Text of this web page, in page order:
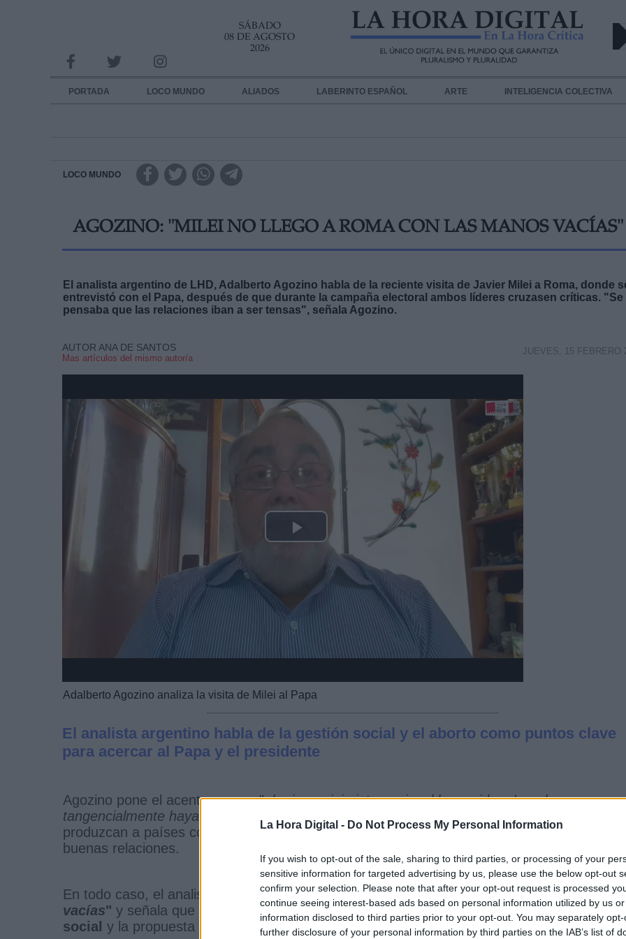
La Hora Digital - Do Not Process My Personal Information
If you wish to opt-out of the sale, sharing to third parties, or processing of your
sensitive information for targeted advertising by us, please use the below opt-out
confirm your selection. Please note that after your opt-out request is processed
continue seeing interest-based ads based on personal information utilized by us
information disclosed to third parties prior to your opt-out. You may separately
further disclosure of your personal information by third parties on the IAB’s list of
SÁBADO
08 DE AGOSTO
2026
PORTADA LOCO MUNDO ALIADOS LABERINTO ESPAÑOL ARTE INTELIGENCIA COLECTIVA
LOCO MUNDO
AGOZINO: "MILEI NO LLEGO A ROMA CON LAS MANOS VACÍAS"
El analista argentino de LHD, Adalberto Agozino habla de la reciente visita de Javier Milei a Roma, donde
entrevistó con el Papa, después de que durante la campaña electoral ambos líderes cruzasen críticas. "Se
pensaba que las relaciones iban a ser tensas", señala Agozino.
AUTOR ANA DE SANTOS
Mas artículos del mismo autor/a
JUEVES, 15 FEBRERO
Play
Video
Adalberto Agozino analiza la visita de Milei al Papa
El analista argentino habla de la gestión social y el aborto como puntos clave
para acercar al Papa y el presidente
Agozino pone el acento en que "el primer viaje internacional haya sido a Israel y
tangencialmente haya pasado por Italia",
produzcan a países como Brasil, con el que el actual presidente argentino no tiene muy
buenas relaciones.
En todo caso, el analista de LHD asegura que "Milei no llegó a Roma con las manos
vacías" y señala que a su visita antecedieron dos gestos previos: los programas de
social y la propuesta de Libertad Avanza parapenalizar el aborto.
INFORMACION SOBRE LA PROTECCIÓN DE TUS DATOS
Responsable:
Destinatarios:
link
Información adicional
link